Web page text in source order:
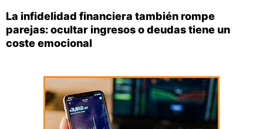
La infidelidad financiera también rompe
parejas: ocultar ingresos o deudas tiene un
coste emocional